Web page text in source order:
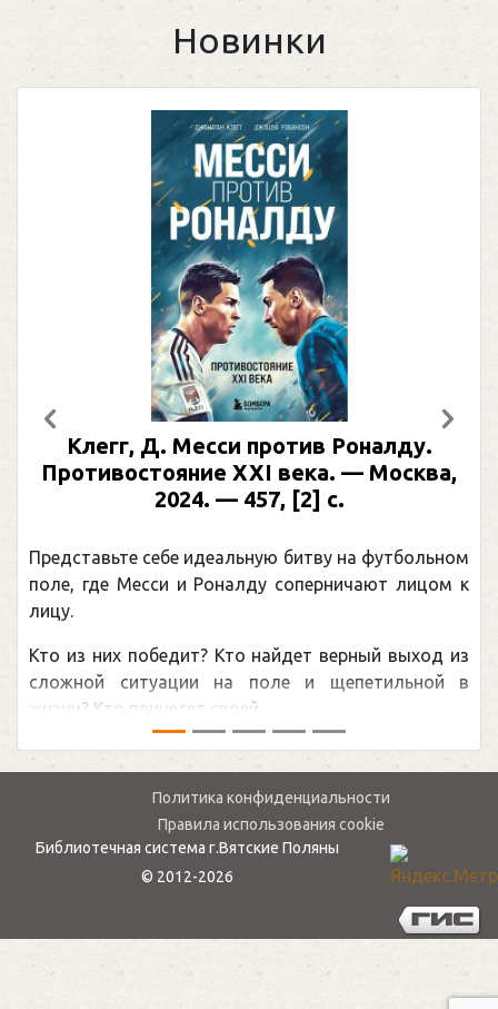
Новинки
Клегг, Д. Месси против Роналду.
Противостояние XXI века. — Москва,
2024. — 457, [2] с.
Представьте себе идеальную битву на футбольном
поле, где Месси и Роналду соперничают лицом к
лицу.
Кто из них победит? Кто найдет верный выход из
сложной ситуации на поле и щепетильной в
жизни? Кто принесет своей ...
Предыдущий
Политика конфиденциальности
Правила использования cookie
Библиотечная система г.Вятские Поляны
© 2012-2026